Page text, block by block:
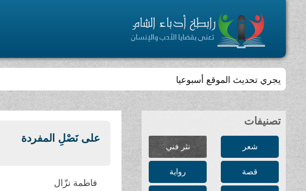
يجري تحديث الموقع أسبوعيا
تصنيفات
شعر نثر فني
قصة رواية
على نَصْلِ المفردة
فاطمة نزّال